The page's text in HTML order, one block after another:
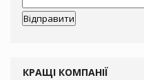
КРАЩІ КОМПАНІЇ